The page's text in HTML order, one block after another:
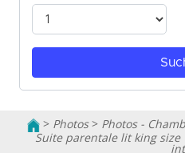
> Photos> Photos -
Suite parentale lit king size